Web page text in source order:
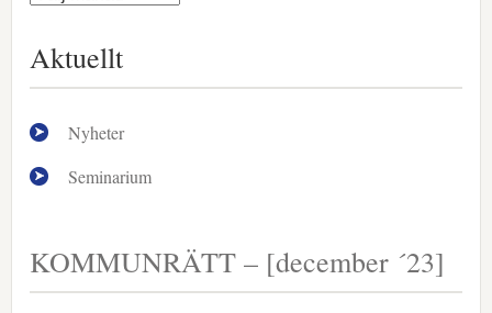
Aktuellt
Nyheter
Seminarium
KOMMUNRÄTT – [december ´23]